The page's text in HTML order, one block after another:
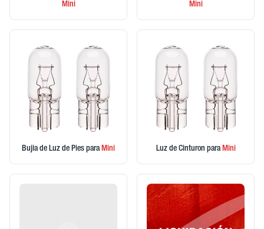
Mini
Mini
Bujia de Luz de Pies paraMini Luz de Cinturon paraMini